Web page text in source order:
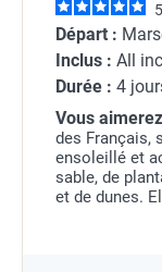
5
Départ :
Inclus : All
Durée : 4
Vous
des Français,
ensoleillé et
sable, de
et de dunes.